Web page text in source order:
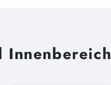
Innenbereich